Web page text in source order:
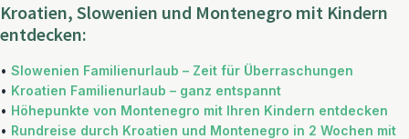
Kroatien, Slowenien und Montenegro mit Kindern
entdecken:
• Slowenien Familienurlaub – Zeit für Überraschungen
• Kroatien Familienurlaub – ganz entspannt
• Höhepunkte von Montenegro mit Ihren Kindern entdecken
• Rundreise durch Kroatien und Montenegro in 2 Wochen mit